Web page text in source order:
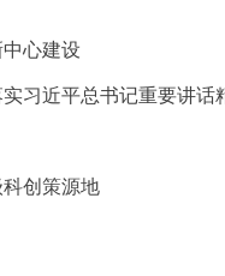
心建设
习近平总书记重要讲话
创策源地